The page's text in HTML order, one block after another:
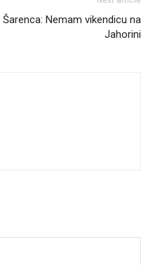
Nemam vikendicu na
Jahorini